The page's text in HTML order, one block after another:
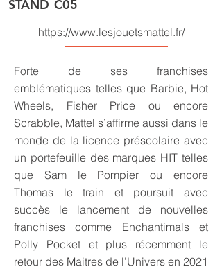
STAND C05
https://www.lesjouetsmattel.fr/
Forte de ses franchises
emblématiques telles que Barbie, Hot
Wheels, Fisher Price ou encore
Scrabble, Mattel s’affirme aussi dans le
monde de la licence préscolaire avec
un portefeuille des marques HIT telles
que Sam le Pompier ou encore
Thomas le train et poursuit avec
succès le lancement de nouvelles
franchises comme Enchantimals et
Polly Pocket et plus récemment le
retour des Maitres de l’Univers en 2021